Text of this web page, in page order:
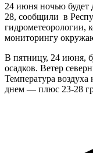
24 июня ночью
28, сообщили в
гидрометеорологии,
мониторингу
В пятницу, 24 июня,
осадков. Ветер
Температура
днем — плюс 23-28